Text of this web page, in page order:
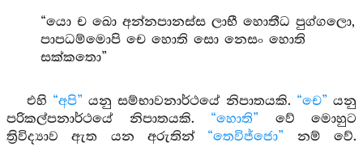
“යො ච ඛො අන්නපානස්ස ලාභී හොතීධ පුග්ගලො,
පාපධම්මොපි චෙ හොති සො නෙසං හොති
සක්කතො”
එහි “අපි” යනු සම්භාවනාර්ථයේ නිපාතයකි. “චෙ” යනු
පරිකල්පනාර්ථයේ නිපාතයකි. “හොති” වේ මොහුට
ත්‍රිවිද්‍යාව ඇත යන අරුතින් “තෙවිජ්ජො” නම් වේ.